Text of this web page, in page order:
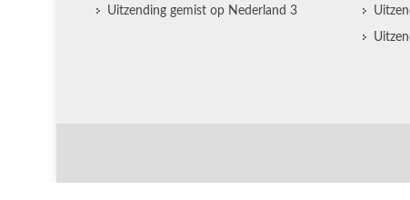
Uitzending gemist op Nederland 3